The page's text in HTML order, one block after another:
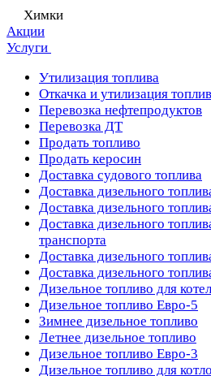
Химки
Акции
Услуги
Утилизация топлива
Откачка и утилизация
Перевозка нефтепродуктов
Перевозка ДТ
Продать топливо
Продать керосин
Доставка судового топлива
Доставка дизельного
Доставка дизельного
Доставка дизельного
транспорта
Доставка дизельного
Доставка дизельного
Дизельное топливо для
Дизельное топливо Евро-5
Зимнее дизельное топливо
Летнее дизельное топливо
Дизельное топливо Евро-3
Дизельное топливо для